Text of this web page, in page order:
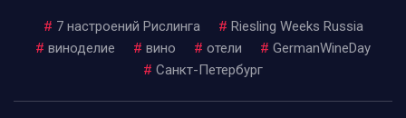
# 7 настроений Рислинга # Riesling Weeks Russia
# виноделие # вино # отели # GermanWineDay
# Санкт-Петербург